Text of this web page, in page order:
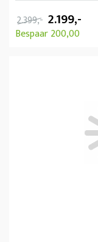
2.399,- 2.199,-
Bespaar 200,00